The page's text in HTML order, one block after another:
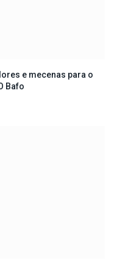
e mecenas para o
Bafo